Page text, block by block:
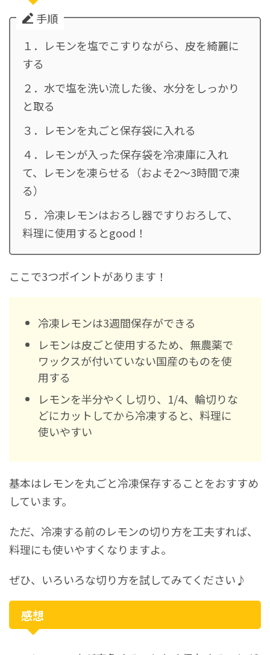
手順
１．レモンを塩でこすりながら、皮を綺麗に
する
２．水で塩を洗い流した後、水分をしっかり
と取る
３．レモンを丸ごと保存袋に入れる
４．レモンが入った保存袋を冷凍庫に入れ
て、レモンを凍らせる（およそ2～3時間で凍
る）
５．冷凍レモンはおろし器ですりおろして、
料理に使用するとgood！
ここで3つポイントがあります！
冷凍レモンは3週間保存ができる
レモンは皮ごと使用するため、無農薬で
ワックスが付いていない国産のものを使
用する
レモンを半分やくし切り、1/4、輪切りな
どにカットしてから冷凍すると、料理に
使いやすい
基本はレモンを丸ごと冷凍保存することをおすすめ
しています。
ただ、冷凍する前のレモンの切り方を工夫すれば、
料理にも使いやすくなりますよ。
ぜひ、いろいろな切り方を試してみてください♪
感想